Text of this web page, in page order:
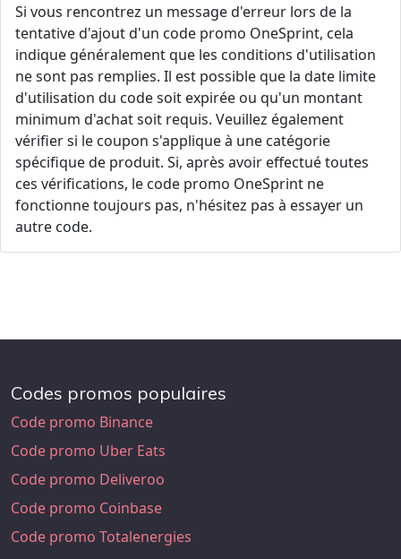
Si vous rencontrez un message d'erreur lors de la
tentative d'ajout d'un code promo OneSprint, cela
indique généralement que les conditions d'utilisation
ne sont pas remplies. Il est possible que la date limite
d'utilisation du code soit expirée ou qu'un montant
minimum d'achat soit requis. Veuillez également
vérifier si le coupon s'applique à une catégorie
spécifique de produit. Si, après avoir effectué toutes
ces vérifications, le code promo OneSprint ne
fonctionne toujours pas, n'hésitez pas à essayer un
autre code.
Codes promos populaires
Code promo Binance
Code promo Uber Eats
Code promo Deliveroo
Code promo Coinbase
Code promo Totalenergies